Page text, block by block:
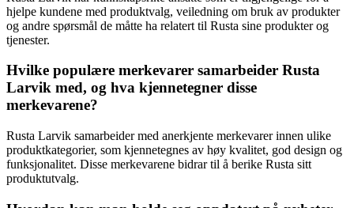
hjelpe kundene med produktvalg, veiledning om bruk av produkter
og andre spørsmål de måtte ha relatert til Rusta sine produkter og
tjenester.
Hvilke populære merkevarer samarbeider Rusta
Larvik med, og hva kjennetegner disse
merkevarene?
Rusta Larvik samarbeider med anerkjente merkevarer innen ulike
produktkategorier, som kjennetegnes av høy kvalitet, god design og
funksjonalitet. Disse merkevarene bidrar til å berike Rusta sitt
produktutvalg.